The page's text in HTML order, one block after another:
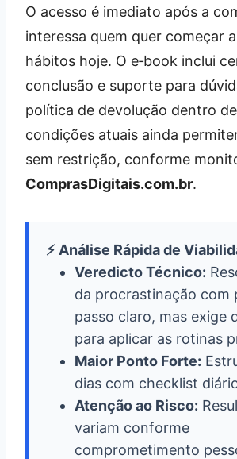
O acesso é imediato após a
interessa quem quer começar
hábitos hoje. O e‑book inclui
conclusão e suporte para
política de devolução dentro
condições atuais ainda
sem restrição, conforme
ComprasDigitais.com.br.
⚡ Análise Rápida de
Veredicto Técnico:
da procrastinação com
passo claro, mas exige
para aplicar as rotinas
Maior Ponto Forte:
dias com checklist
Atenção ao Risco:
variam conforme
comprometimento